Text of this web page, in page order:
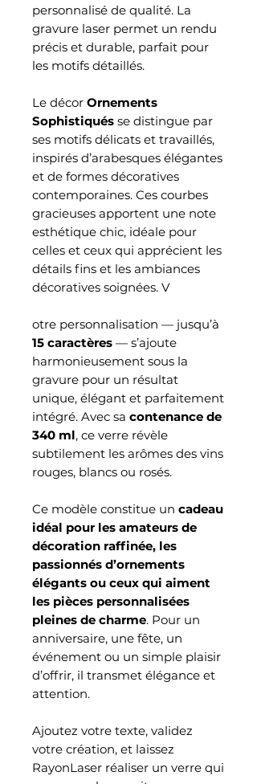
personnalisé de qualité. La
gravure laser permet un rendu
précis et durable, parfait pour
les motifs détaillés.
Le décor Ornements
Sophistiqués se distingue par
ses motifs délicats et travaillés,
inspirés d’arabesques élégantes
et de formes décoratives
contemporaines. Ces courbes
gracieuses apportent une note
esthétique chic, idéale pour
celles et ceux qui apprécient les
détails fins et les ambiances
décoratives soignées. V
otre personnalisation — jusqu’à
15 caractères — s’ajoute
harmonieusement sous la
gravure pour un résultat
unique, élégant et parfaitement
intégré. Avec sa contenance de
340 ml, ce verre révèle
subtilement les arômes des vins
rouges, blancs ou rosés.
Ce modèle constitue un cadeau
idéal pour les amateurs de
décoration raffinée, les
passionnés d’ornements
élégants ou ceux qui aiment
les pièces personnalisées
pleines de charme. Pour un
anniversaire, une fête, un
événement ou un simple plaisir
d’offrir, il transmet élégance et
attention.
Ajoutez votre texte, validez
votre création, et laissez
RayonLaser réaliser un verre qui